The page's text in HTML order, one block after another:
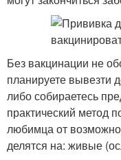
Без вакцинации не
планируете вывезти
либо собираетесь
практический метод
любимца от
делятся на: живые